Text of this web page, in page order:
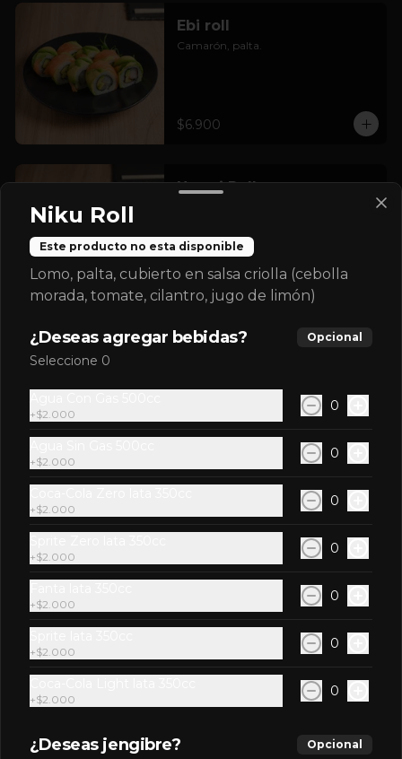
Ebi roll
Camarón, palta.
$6.900
Hawai Roll
salsa sabor maracuyá).
$6.900
Maguro Furai Roll
Atún, palta.
$7.700
Mango Roll
Camarón furai, queso crema, palta,
cubierto en mango con salsa de
Niku Roll
Este producto no esta disponible
Lomo, palta, cubierto en salsa criolla (cebolla
morada, tomate, cilantro, jugo de limón)
¿Deseas agregar bebidas? Opcional
Seleccione 0
+$2.000
0
+$2.000
0
+$2.000
0
+$2.000
0
+$2.000
0
+$2.000
0
+$2.000
0
¿Deseas jengibre? Opcional